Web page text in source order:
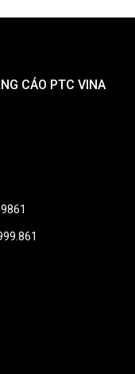
CÁO PTC VINA